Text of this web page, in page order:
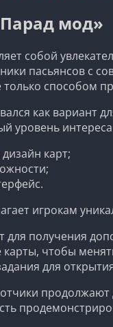
мод»
собой
пасьянсов с
только способом
как вариант
уровень
карт;
игрокам
для получения
чтобы
для
продолжают